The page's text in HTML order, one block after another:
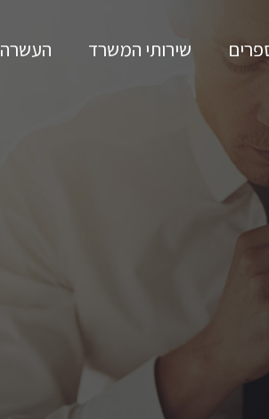
שירותי המשרד העשרה
-
שלך